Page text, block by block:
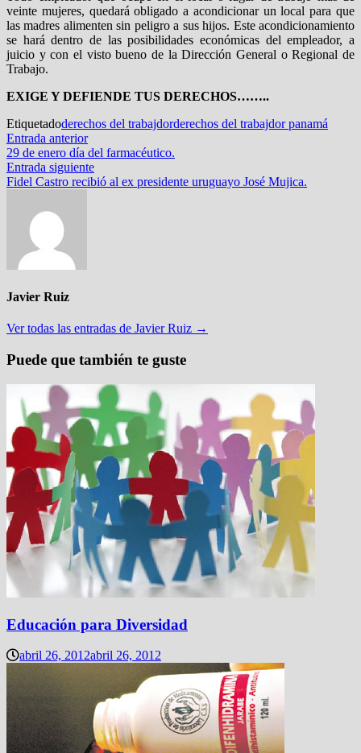
veinte mujeres, quedará obligado a acondicionar un local para que
las madres alimenten sin peligro a sus hijos. Este acondicionamiento
se hará dentro de las posibilidades económicas del empleador, a
juicio y con el visto bueno de la Dirección General o Regional de
Trabajo.
EXIGE Y DEFIENDE TUS DERECHOS……..
Etiquetadoderechos del trabajdorderechos del trabajdor panamá
Navegación
de
entradas
Entrada anteriorEntrada
anterior:
29 de enero día del farmacéutico.
Entrada siguienteEntrada
siguiente:
Fidel Castro recibió al ex presidente uruguayo José Mujica.
Javier Ruiz
Ver todas las entradas de Javier Ruiz →
Puede que también te guste
Educación para Diversidad
abril 26, 2012abril 26, 2012